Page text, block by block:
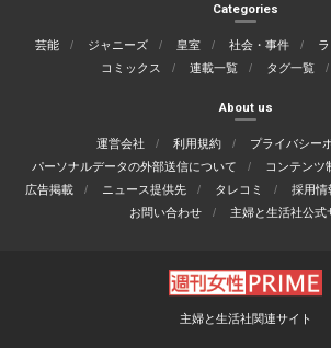
Categories
芸能 ジャニーズ 皇室 社会・事件
コミックス
連載一覧 タグ一覧
About us
運営会社 利用規約
プライバシー
パーソナルデータの外部送信について
コンテンツ
広告掲載
ニュース提供先 タレコミ 採用情
お問い合わせ
主婦と生活社公式
主婦と生活社関連サイト